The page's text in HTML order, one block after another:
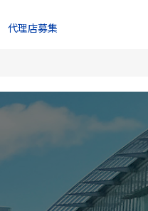
代理店募集